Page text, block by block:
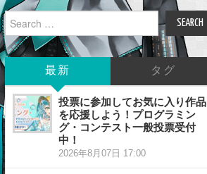
Search
for:
最新 タグ
投票に参加してお気に入り作品
を応援しよう！プログラミン
グ・コンテスト一般投票受付
中！
2026年8月07日 17:00